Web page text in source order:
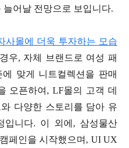
늘어날 전망으로 보입니다.
사몰에 더욱 투자하는 모습
우, 자체 브랜드로 여성 패
맞게 니트컬렉션을 판매
오픈하여, LF몰의 고객 데
다양한 스토리를 담아 유
입니다. 이 외에, 삼성물산
페인을 시작했으며, UI UX